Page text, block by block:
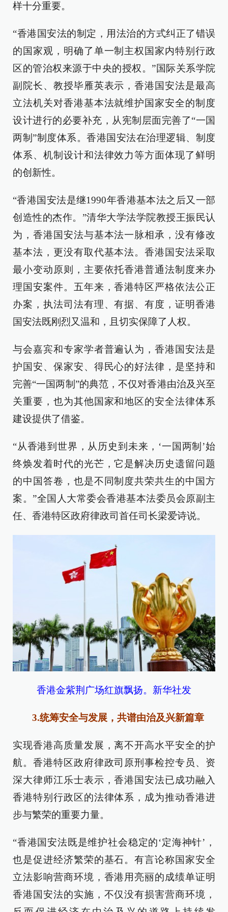
样十分重要。
“香港国安法的制定，用法治的方式纠正了错误
的国家观，明确了单一制主权国家内特别行政
区的管治权来源于中央的授权。”国际关系学院
副院长、教授毕雁英表示，香港国安法是最高
立法机关对香港基本法就维护国家安全的制度
设计进行的必要补充，从宪制层面完善了“一国
两制”制度体系。香港国安法在治理逻辑、制度
体系、机制设计和法律效力等方面体现了鲜明
的创新性。
“香港国安法是继1990年香港基本法之后又一部
创造性的杰作。”清华大学法学院教授王振民认
为，香港国安法与基本法一脉相承，没有修改
基本法，更没有取代基本法。香港国安法采取
最小变动原则，主要依托香港普通法制度来办
理国安案件。五年来，香港特区严格依法公正
办案，执法司法有理、有据、有度，证明香港
国安法既刚烈又温和，且切实保障了人权。
与会嘉宾和专家学者普遍认为，香港国安法是
护国安、保家安、得民心的好法律，是坚持和
完善“一国两制”的典范，不仅对香港由治及兴至
关重要，也为其他国家和地区的安全法律体系
建设提供了借鉴。
“从香港到世界，从历史到未来，‘一国两制’始
终焕发着时代的光芒，它是解决历史遗留问题
的中国答卷，也是不同制度共荣共生的中国方
案。”全国人大常委会香港基本法委员会原副主
任、香港特区政府律政司首任司长梁爱诗说。
香港金紫荆广场红旗飘扬。新华社发
3.统筹安全与发展，共谱由治及兴新篇章
实现香港高质量发展，离不开高水平安全的护
航。香港特区政府律政司原刑事检控专员、资
深大律师江乐士表示，香港国安法已成功融入
香港特别行政区的法律体系，成为推动香港进
步与繁荣的重要力量。
“香港国安法既是维护社会稳定的‘定海神针’，
也是促进经济繁荣的基石。有言论称国家安全
立法影响营商环境，香港用亮丽的成绩单证明
香港国安法的实施，不仅没有损害营商环境，